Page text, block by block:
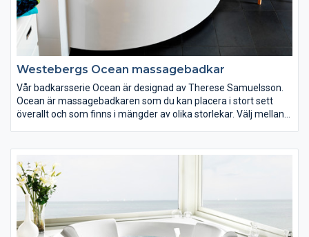
Westebergs Ocean massagebadkar
Vår badkarsserie Ocean är designad av Therese Samuelsson.
Ocean är massagebadkaren som du kan placera i stort sett
överallt och som finns i mängder av olika storlekar. Välj mellan